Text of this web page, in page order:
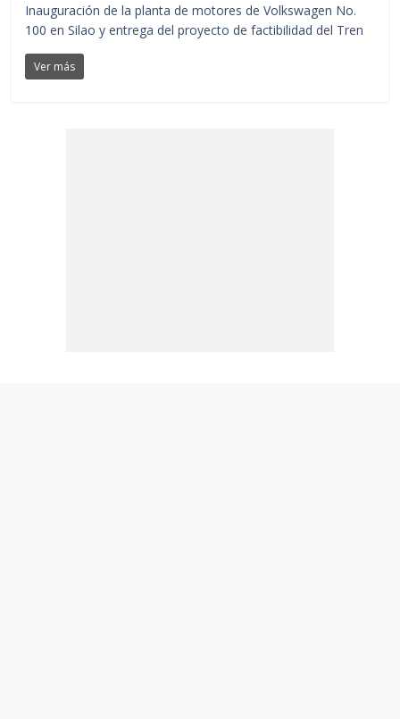
Inauguración de la planta de motores de Volkswagen No.
100 en Silao y entrega del proyecto de factibilidad del Tren
Ver más